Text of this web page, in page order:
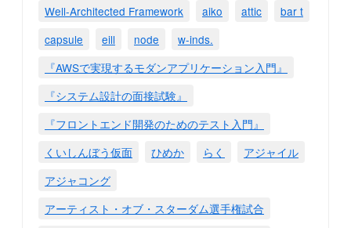
Well-Architected Framework
aiko attic
bar t
capsule
eill node
w-inds.
『AWSで実現するモダンアプリケーション入門』
『システム設計の面接試験』
『フロントエンド開発のためのテスト入門』
くいしんぼう仮面
ひめか らく
アジャイル
アジャコング
アーティスト・オブ・スターダム選手権試合